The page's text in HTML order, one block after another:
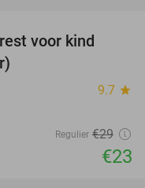
voor kind
9.7 star
Regulier €29
€23